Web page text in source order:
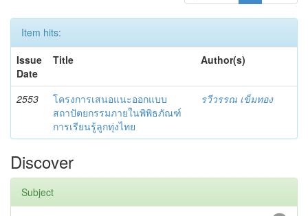
Item hits:
Issue
Date
Title Author(s)
2553
โครงการเสนอแนะออกแบบ
สถาปัตยกรรมภายในพิพิธภัณฑ์
การเรียนรู้ลูกทุ่งไทย
รวีวรรณ เข็มทอง
Discover
Subject